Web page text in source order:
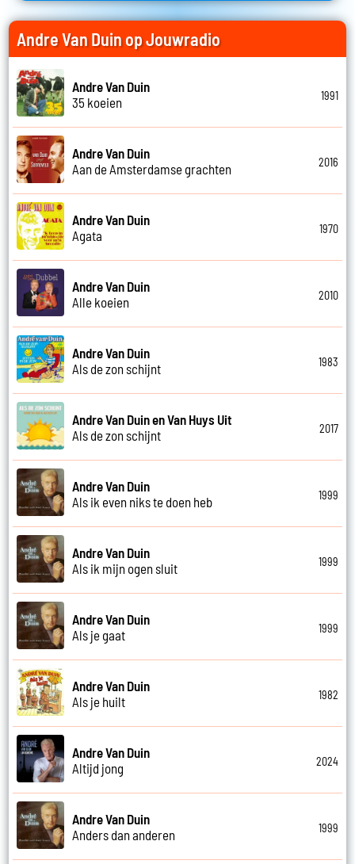
Andre Van Duin op Jouwradio
Andre Van Duin
35 koeien
1991
Andre Van Duin
Aan de Amsterdamse grachten
2016
Andre Van Duin
Agata
1970
Andre Van Duin
Alle koeien
2010
Andre Van Duin
Als de zon schijnt
1983
Andre Van Duin en Van Huys Uit
Als de zon schijnt
2017
Andre Van Duin
Als ik even niks te doen heb
1999
Andre Van Duin
Als ik mijn ogen sluit
1999
Andre Van Duin
Als je gaat
1999
Andre Van Duin
Als je huilt
1982
Andre Van Duin
Altijd jong
2024
Andre Van Duin
Anders dan anderen
1999